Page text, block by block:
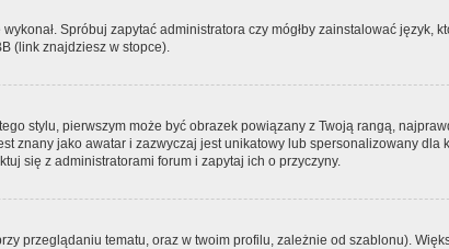
Spróbuj zapytać administratora czy mógłby zainstalować język,
(link znajdziesz w stopce).
stylu, pierwszym może być obrazek powiązany z Twoją rangą,
znany jako awatar i zazwyczaj jest unikatowy lub spersonalizowany dla
się z administratorami forum i zapytaj ich o przyczyny.
przeglądaniu tematu, oraz w twoim profilu, zależnie od szablonu).